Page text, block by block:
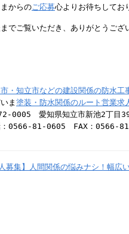
からの ご応募心よりお待ちしてお
でご覧いただき、ありがとうござ
・知立市などの建設関係の防水
ま 塗装・防水関係のルート営業求
0005 愛知県知立市新池2丁目
：0566-81-0605 FAX：0566-
人募集】人間関係の悩みナシ！幅広